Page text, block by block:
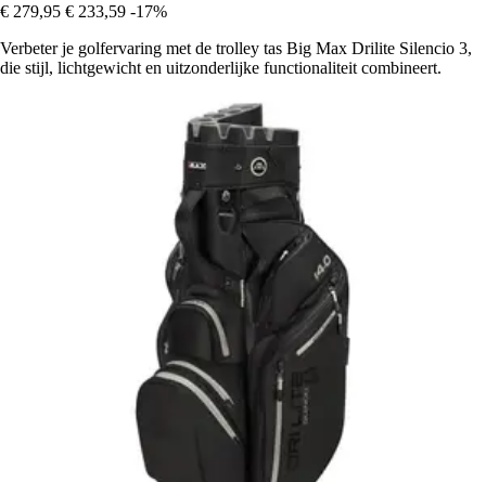
€ 279,95 € 233,59 -17%
Verbeter je golfervaring met de trolley tas Big Max Drilite Silencio 3,
die stijl, lichtgewicht en uitzonderlijke functionaliteit combineert.